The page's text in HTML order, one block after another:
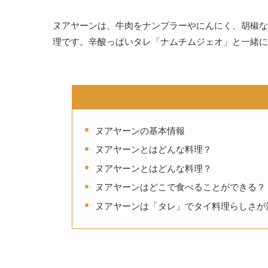
ヌアヤーンは、牛肉をナンプラーやにんにく、胡椒
理です。辛酸っぱいタレ「ナムチムジェオ」と一緒
ヌアヤーンの基本情報
ヌアヤーンとはどんな料理？
ヌアヤーンとはどんな料理？
ヌアヤーンはどこで食べることができる？
ヌアヤーンは「タレ」でタイ料理らしさ